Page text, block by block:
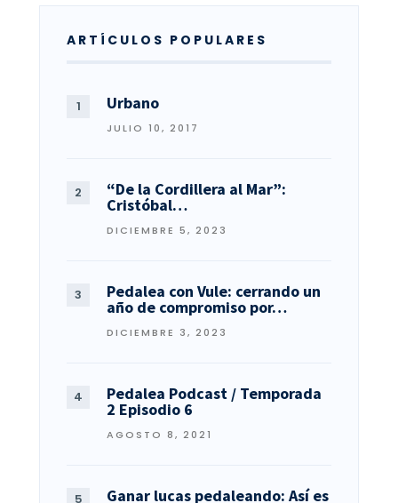
ARTÍCULOS POPULARES
Urbano
JULIO 10, 2017
“De la Cordillera al Mar”:
Cristóbal…
DICIEMBRE 5, 2023
Pedalea con Vule: cerrando un
año de compromiso por…
DICIEMBRE 3, 2023
Pedalea Podcast / Temporada
2 Episodio 6
AGOSTO 8, 2021
Ganar lucas pedaleando: Así es